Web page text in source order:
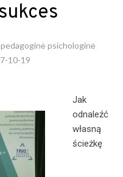
psichologinė
10-19
Jak
odnaleźć
własną
ścieżkę